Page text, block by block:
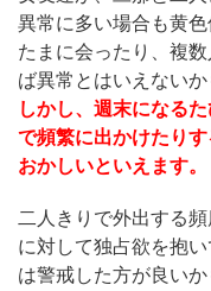
異常に多い場合も黄色
たまに会ったり、複
ば異常とはいえないか
しかし、週末になる
で頻繁に出かけたり
おかしいといえます。
二人きりで外出する
に対して独占欲を抱
は警戒した方が良いか